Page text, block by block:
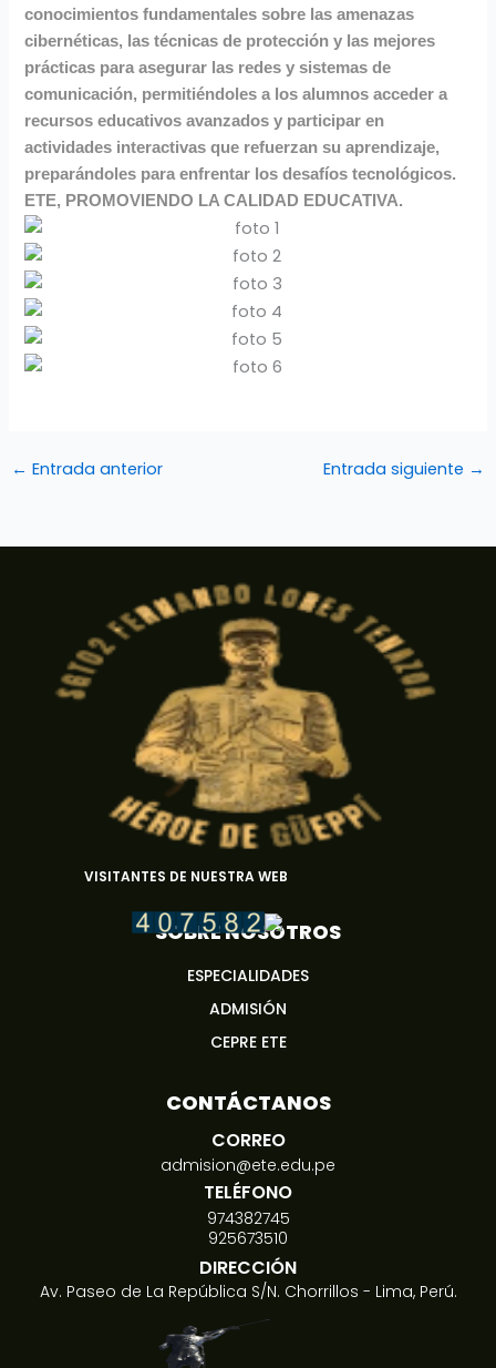
conocimientos fundamentales sobre las amenazas
cibernéticas, las técnicas de protección y las mejores
prácticas para asegurar las redes y sistemas de
comunicación, permitiéndoles a los alumnos acceder a
recursos educativos avanzados y participar en
actividades interactivas que refuerzan su aprendizaje,
preparándoles para enfrentar los desafíos tecnológicos.
ETE, PROMOVIENDO LA CALIDAD EDUCATIVA.
← Entrada anterior Entrada siguiente →
VISITANTES DE NUESTRA WEB
SOBRE NOSOTROS
ESPECIALIDADES
ADMISIÓN
CEPRE ETE
CONTÁCTANOS
CORREO
admision@ete.edu.pe
TELÉFONO
974382745
925673510
DIRECCIÓN
Av. Paseo de La República S/N. Chorrillos - Lima, Perú.